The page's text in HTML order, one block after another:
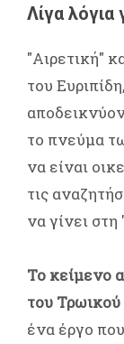
Λίγα λόγια
"Αιρετική"
του
το πνεύμα
να είναι
τις
να γίνει
Το κείμενο
του
ένα έργο